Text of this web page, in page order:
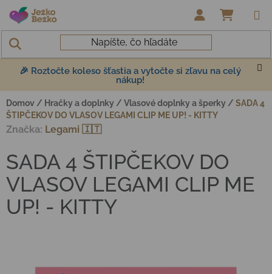
Prejsť na obsah
🎉 Roztočte koleso šťastia a vytočte si zľavu na celý
nákup!
Domov / Hračky a doplnky / Vlasové doplnky a šperky / SADA 4
ŠTIPČEKOV DO VLASOV LEGAMI CLIP ME UP! - KITTY
SADA 4 ŠTIPČEKOV DO
VLASOV LEGAMI CLIP ME
UP! - KITTY
Značka: Legami 🇮🇹